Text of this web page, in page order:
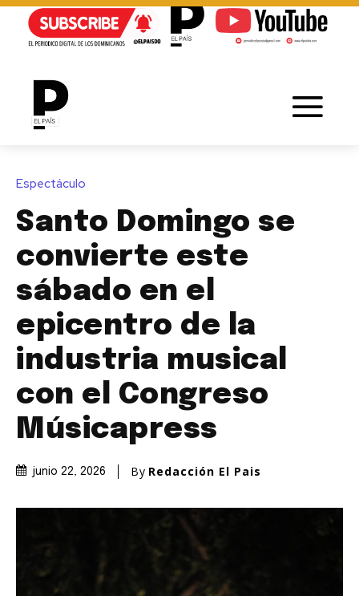
Espectáculo
Santo Domingo se
convierte este
sábado en el
epicentro de la
industria musical
con el Congreso
Músicapress
junio 22, 2026 By Redacción El Pais